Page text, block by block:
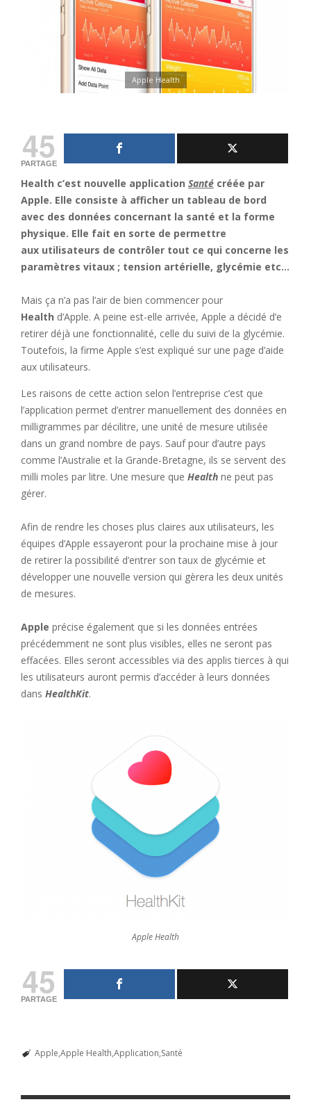
Apple Health
45
PARTAGE
Health c’est nouvelle application Santé créée par
Apple. Elle consiste à afficher un tableau de bord
avec des données concernant la santé et la forme
physique. Elle fait en sorte de permettre
aux utilisateurs de contrôler tout ce qui concerne les
paramètres vitaux ; tension artérielle, glycémie etc…
Mais ça n’a pas l’air de bien commencer pour
Health d’Apple. A peine est-elle arrivée, Apple a décidé d’e
retirer déjà une fonctionnalité, celle du suivi de la glycémie.
Toutefois, la firme Apple s’est expliqué sur une page d’aide
aux utilisateurs.
Les raisons de cette action selon l’entreprise c’est que
l’application permet d’entrer manuellement des données en
milligrammes par décilitre, une unité de mesure utilisée
dans un grand nombre de pays. Sauf pour d’autre pays
comme l’Australie et la Grande-Bretagne, ils se servent des
milli moles par litre. Une mesure que Health ne peut pas
gérer.
Afin de rendre les choses plus claires aux utilisateurs, les
équipes d’Apple essayeront pour la prochaine mise à jour
de retirer la possibilité d’entrer son taux de glycémie et
développer une nouvelle version qui gèrera les deux unités
de mesures.
Apple précise également que si les données entrées
précédemment ne sont plus visibles, elles ne seront pas
effacées. Elles seront accessibles via des applis tierces à qui
les utilisateurs auront permis d’accéder à leurs données
dans HealthKit.
Apple Health
45
PARTAGE
Apple Apple Health Application Santé